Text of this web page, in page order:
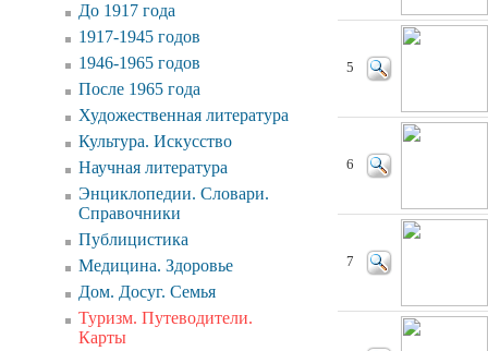
До 1917 года
1917-1945 годов
1946-1965 годов
После 1965 года
Художественная литература
Культура. Искусство
Научная литература
Энциклопедии. Словари.
Справочники
Публицистика
Медицина. Здоровье
Дом. Досуг. Семья
Туризм. Путеводители.
Карты
5
6
7